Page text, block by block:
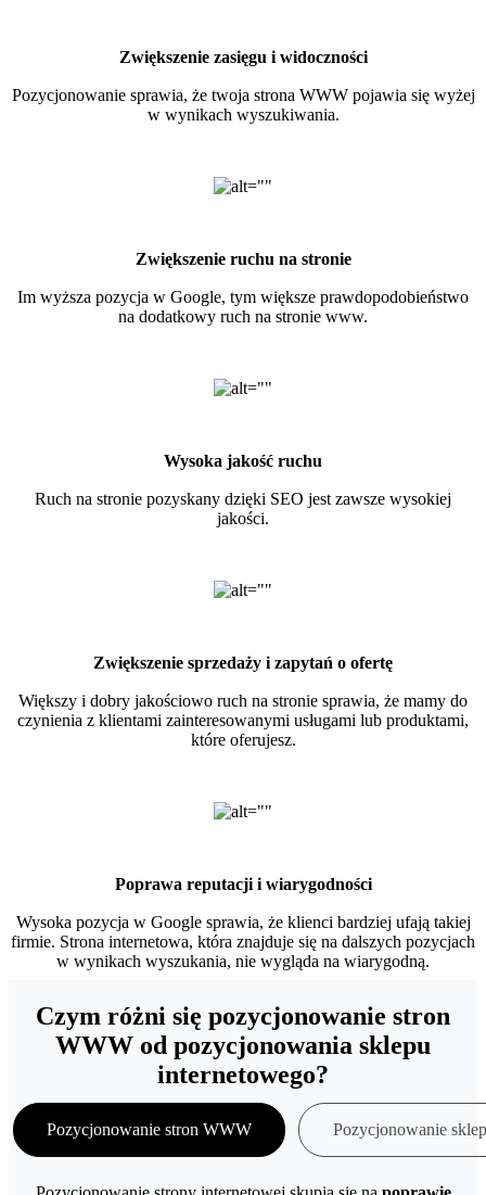
Zwiększenie zasięgu i widoczności
Pozycjonowanie sprawia, że twoja strona WWW pojawia się wyżej
w wynikach wyszukiwania.
Zwiększenie ruchu na stronie
Im wyższa pozycja w Google, tym większe prawdopodobieństwo
na dodatkowy ruch na stronie www.
Wysoka jakość ruchu
Ruch na stronie pozyskany dzięki SEO jest zawsze wysokiej
jakości.
Zwiększenie sprzedaży i zapytań o ofertę
Większy i dobry jakościowo ruch na stronie sprawia, że mamy do
czynienia z klientami zainteresowanymi usługami lub produktami,
które oferujesz.
Poprawa reputacji i wiarygodności
Wysoka pozycja w Google sprawia, że klienci bardziej ufają takiej
firmie. Strona internetowa, która znajduje się na dalszych pozycjach
w wynikach wyszukania, nie wygląda na wiarygodną.
Czym różni się pozycjonowanie stron
WWW od pozycjonowania sklepu
internetowego?
Pozycjonowanie stron WWW Pozycjonowanie